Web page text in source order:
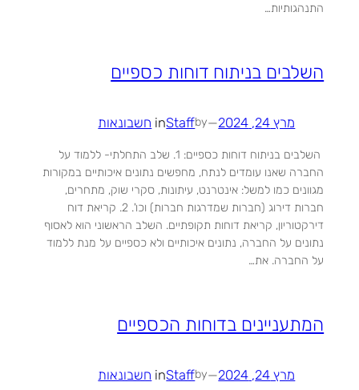
התנהגותיות…
השלבים בניתוח דוחות כספיים
מרץ 24, 2024 —
by
Staff
in חשבונאות
השלבים בניתוח דוחות כספיים: 1. שלב התחלתי- ללמוד על
החברה שאנו עומדים לנתח, מחפשים נתונים איכותיים במקורות
מגוונים כמו למשל: אינטרנט, עיתונות, סקרי שוק, מתחרים,
חברות דירוג (חברות שמדרגות חברות) וכו'. 2. קריאת דוח
דירקטוריון, קריאת דוחות תקופתיים. השלב הראשוני הוא לאסוף
נתונים על החברה, נתונים איכותיים ולא כספיים על מנת ללמוד
על החברה. את…
המתעניינים בדוחות הכספיים
מרץ 24, 2024 —
by
Staff
in חשבונאות